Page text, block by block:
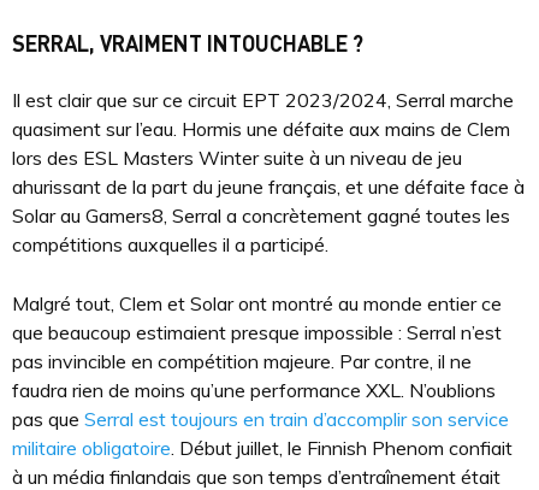
SERRAL, VRAIMENT INTOUCHABLE ?
Il est clair que sur ce circuit EPT 2023/2024, Serral marche
quasiment sur l’eau. Hormis une défaite aux mains de Clem
lors des ESL Masters Winter suite à un niveau de jeu
ahurissant de la part du jeune français, et une défaite face à
Solar au Gamers8, Serral a concrètement gagné toutes les
compétitions auxquelles il a participé.
Malgré tout, Clem et Solar ont montré au monde entier ce
que beaucoup estimaient presque impossible : Serral n’est
pas invincible en compétition majeure. Par contre, il ne
faudra rien de moins qu’une performance XXL. N’oublions
pas que Serral est toujours en train d’accomplir son service
militaire obligatoire. Début juillet, le Finnish Phenom confiait
à un média finlandais que son temps d’entraînement était